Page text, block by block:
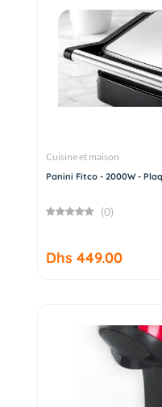
Cuisine et maison
Panini Fitco - 2000W -
(0)
Dhs 449.00